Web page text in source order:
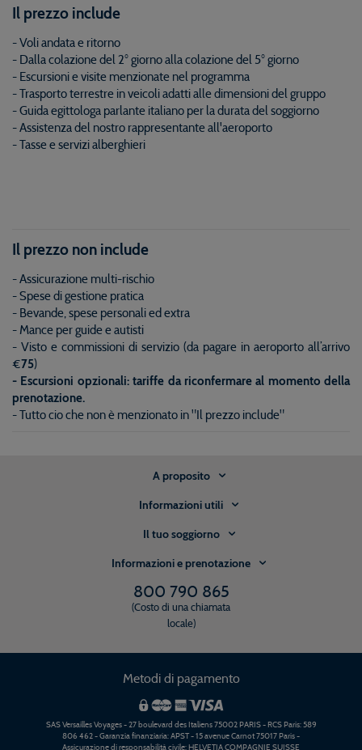
Il prezzo include
- Voli andata e ritorno
- Dalla colazione del 2° giorno alla colazione del 5° giorno
- Escursioni e visite menzionate nel programma
- Trasporto terrestre in veicoli adatti alle dimensioni del gruppo
- Guida egittologa parlante italiano per la durata del soggiorno
- Assistenza del nostro rappresentante all'aeroporto
- Tasse e servizi alberghieri
Il prezzo non include
- Assicurazione multi-rischio
- Spese di gestione pratica
- Bevande, spese personali ed extra
- Mance per guide e autisti
- Visto e commissioni di servizio (da pagare in aeroporto all’arrivo
€75)
- Escursioni opzionali: tariffe da riconfermare al momento della
prenotazione.
- Tutto cio che non è menzionato in "Il prezzo include"
A proposito
Informazioni utili
Il tuo soggiorno
Informazioni e prenotazione
800 790 865
(Costo di una chiamata
locale)
Metodi di pagamento
SAS Versailles Voyages - 27 boulevard des Italiens 75002 PARIS - RCS Paris: 589
806 462 - Garanzia finanziaria: APST - 15 avenue Carnot 75017 Paris -
Assicurazione di responsabilità civile: HELVETIA COMPAGNIE SUISSE